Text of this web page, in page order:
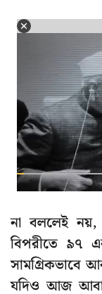
না বললেই নয়,
বিপরীতে ৯৭
সামগ্রিকভাবে
যদিও আজ